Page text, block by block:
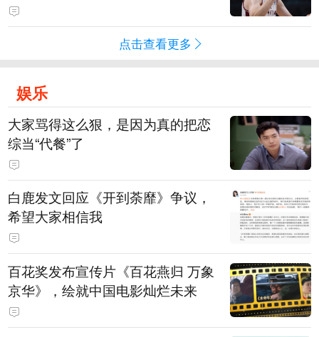
点击查看更多
娱乐
大家骂得这么狠，是因为真的把恋
综当“代餐”了
白鹿发文回应《开到荼靡》争议，
希望大家相信我
百花奖发布宣传片《百花燕归 万象
京华》，绘就中国电影灿烂未来